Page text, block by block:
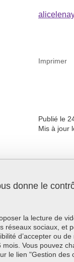
Imprimer
Publié le
Mis à jour
donne le
la lecture de
sociaux, et
d’accepter ou de
Vous pouvez
le lien "Gestion des